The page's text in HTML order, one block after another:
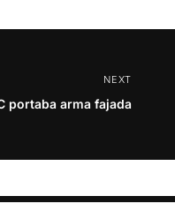
NEXT
portaba arma fajada